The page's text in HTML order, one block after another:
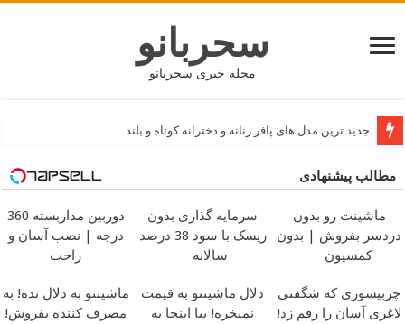
سحربانو
مجله خبری سحربانو
جدید ترین مدل های پافر زنانه و دخترانه کوتاه و بلند
مطالب پیشنهادی
ماشینت رو بدون
دردسر بفروش | بدون
کمسیون
سرمایه گذاری بدون
ریسک با سود 38 درصد
سالانه
دوربین مداربسته 360
درجه | نصب آسان و
راحت
چربیسوزی که شگفتی
لاغری آسان را رقم زد!
دلال ماشینتو به قیمت
نمیخره! بیا اینجا به
ماشینتو به دلال نده! به
مصرف کننده بفروش!